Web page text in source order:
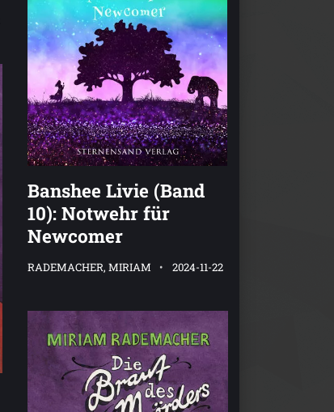
Banshee Livie (Band
10): Notwehr für
Newcomer
RADEMACHER, MIRIAM 2024-11-22